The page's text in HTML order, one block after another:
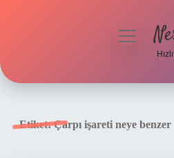
menüyü
Etiket:Çarpı işareti neye benzer